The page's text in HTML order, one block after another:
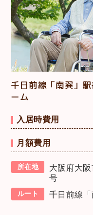
千日前線「南巽」
ーム
入居時費用
月額費用
所在地
大阪府大
号
ルート 千日前線